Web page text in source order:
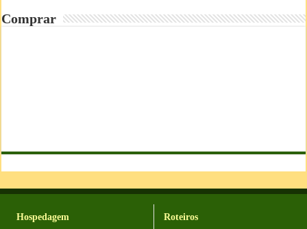
Comprar
Hospedagem Roteiros